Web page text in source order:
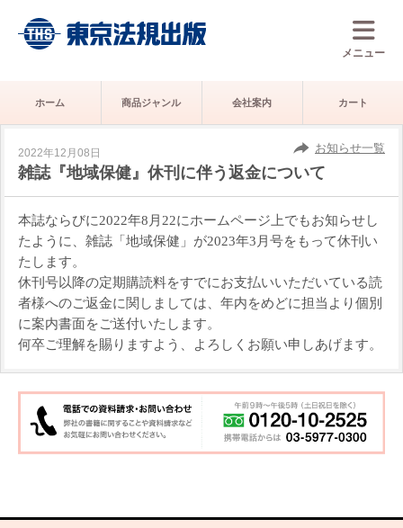
メニュー
ホーム 商品ジャンル 会社案内 カート
お知らせ一覧
2022年12月08日
雑誌『地域保健』休刊に伴う返金について
本誌ならびに2022年8 月 22にホームページ上でもお知らせし
たように、雑誌「地域保健」が2023年3 月号をもって休刊い
たします。
休刊号以降の定期購読料をすでにお支払いいただいている読
者様へのご返金に関しましては、年内をめどに担当より個別
に案内書面をご送付いたします。
何卒ご理解を賜りますよう、よろしくお願い申しあげます。